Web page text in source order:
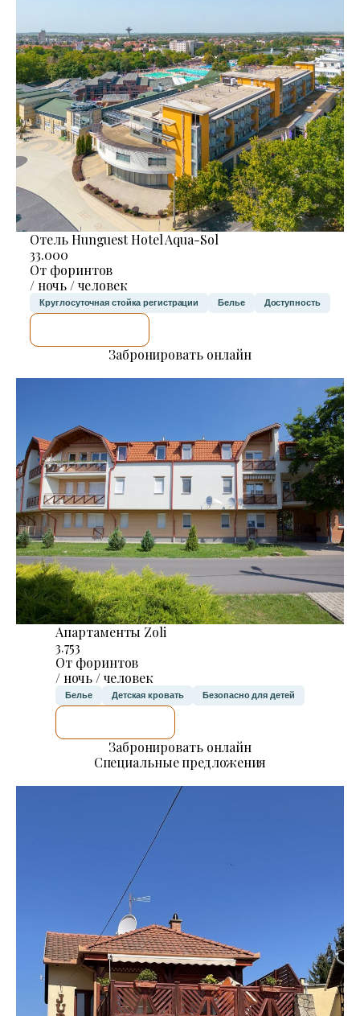
Отель Hunguest Hotel Aqua-Sol
33.000
От форинтов
/ ночь / человек
Круглосуточная стойка регистрации Белье Доступность
Забронировать онлайн
Апартаменты Zoli
3.753
От форинтов
/ ночь / человек
Белье Детская кровать Безопасно для детей
Забронировать онлайн
Специальные предложения